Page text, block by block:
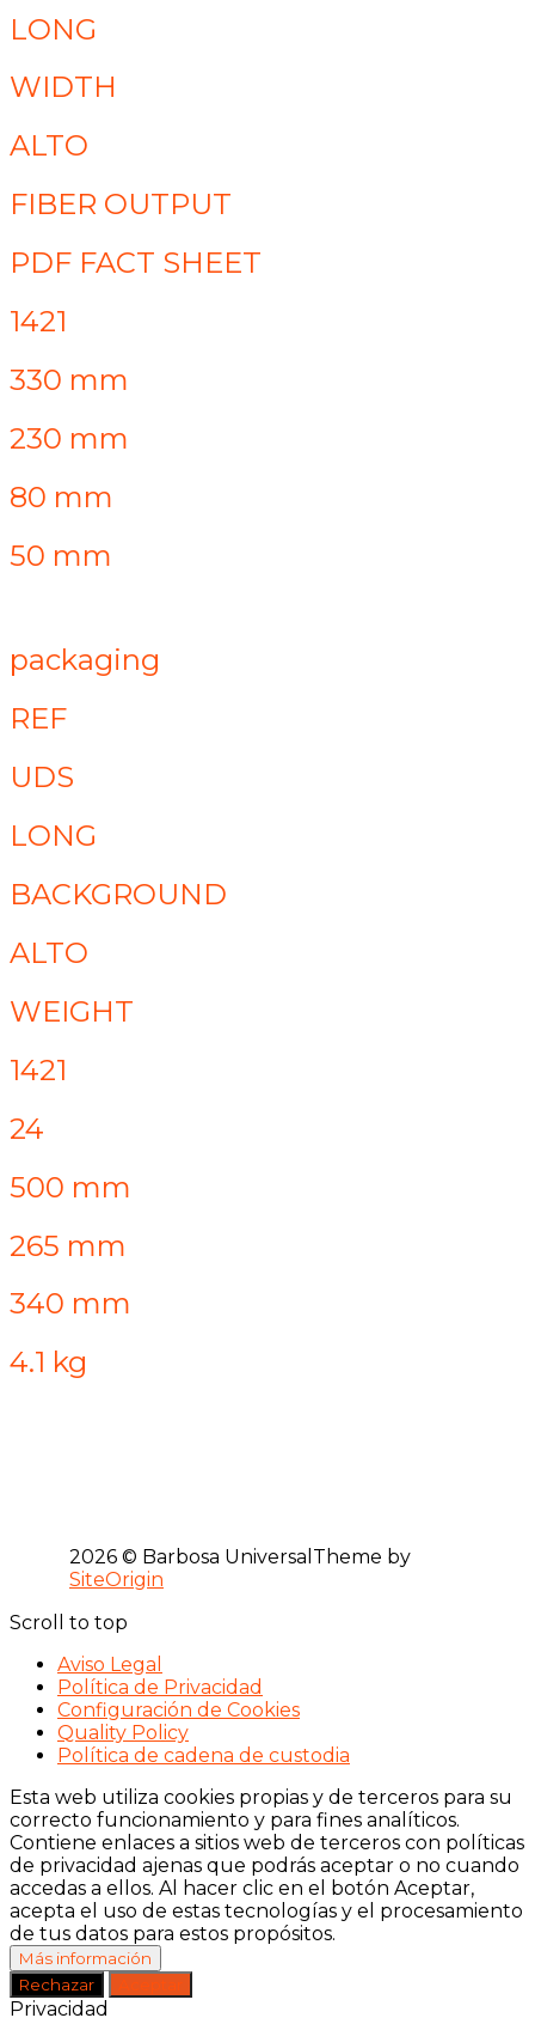
LONG
WIDTH
ALTO
FIBER OUTPUT
PDF FACT SHEET
1421
330 mm
230 mm
80 mm
50 mm
packaging
REF
UDS
LONG
BACKGROUND
ALTO
WEIGHT
1421
24
500 mm
265 mm
340 mm
4.1 kg
2026 © Barbosa Universal Theme by
SiteOrigin
Scroll to top
Aviso Legal
Política de Privacidad
Configuración de Cookies
Quality Policy
Política de cadena de custodia
Esta web utiliza cookies propias y de terceros para su
correcto funcionamiento y para fines analíticos.
Contiene enlaces a sitios web de terceros con políticas
de privacidad ajenas que podrás aceptar o no cuando
accedas a ellos. Al hacer clic en el botón Aceptar,
acepta el uso de estas tecnologías y el procesamiento
de tus datos para estos propósitos.
Más información
Rechazar
Privacidad